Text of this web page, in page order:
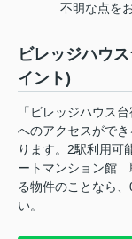
不明な点を
ビレッジハウ
イント)
「ビレッジハウス
へのアクセスがで
ります。2駅利用可
ートマンション館
る物件のことなら
い。